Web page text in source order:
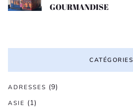
GOURMANDISE
CATÉGORIES
ADRESSES (9)
ASIE (1)